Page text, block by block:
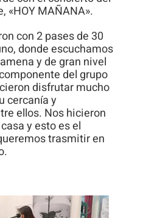
«HOY MAÑANA».
con 2 pases de 30
donde escuchamos
y de gran nivel
del grupo
disfrutar mucho
cercanía y
ellos. Nos hicieron
y esto es el
trasmitir en